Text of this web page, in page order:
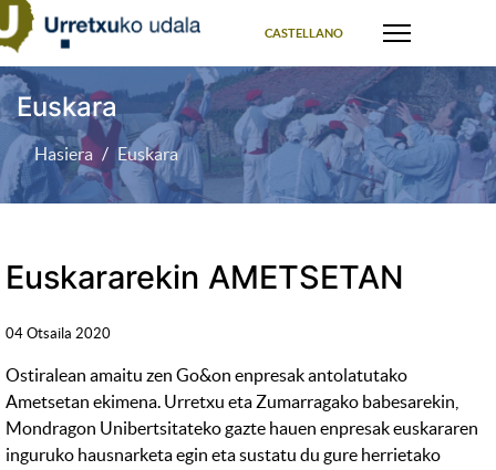
CASTELLANO
Euskara
Hasiera Euskara
Euskararekin AMETSETAN
04 Otsaila 2020
Ostiralean amaitu zen Go&on enpresak antolatutako
Ametsetan ekimena. Urretxu eta Zumarragako babesarekin,
Mondragon Unibertsitateko gazte hauen enpresak euskararen
inguruko hausnarketa egin eta sustatu du gure herrietako